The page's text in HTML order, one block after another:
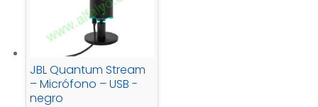
JBL Quantum Stream
– Micrófono – USB -
negro